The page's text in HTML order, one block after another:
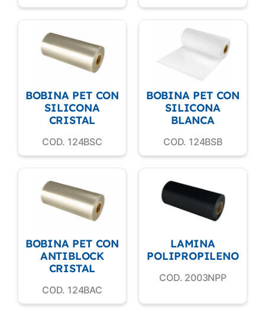
BOBINA PET CON
SILICONA
CRISTAL
COD. 124BSC
BOBINA PET CON
SILICONA
BLANCA
COD. 124BSB
BOBINA PET CON
ANTIBLOCK
CRISTAL
COD. 124BAC
LAMINA
POLIPROPILENO
COD. 2003NPP